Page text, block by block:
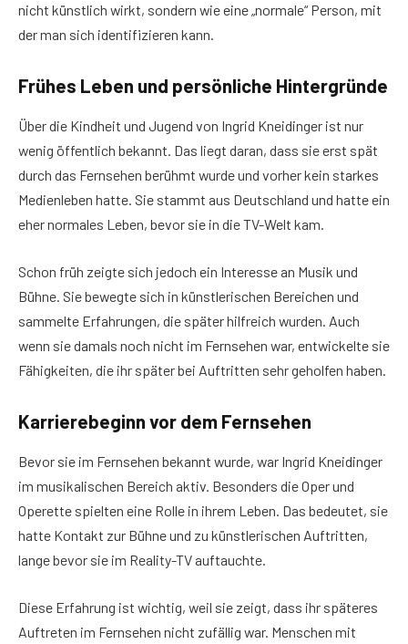
nicht künstlich wirkt, sondern wie eine „normale“ Person, mit
der man sich identifizieren kann.
Frühes Leben und persönliche Hintergründe
Über die Kindheit und Jugend von Ingrid Kneidinger ist nur
wenig öffentlich bekannt. Das liegt daran, dass sie erst spät
durch das Fernsehen berühmt wurde und vorher kein starkes
Medienleben hatte. Sie stammt aus Deutschland und hatte ein
eher normales Leben, bevor sie in die TV-Welt kam.
Schon früh zeigte sich jedoch ein Interesse an Musik und
Bühne. Sie bewegte sich in künstlerischen Bereichen und
sammelte Erfahrungen, die später hilfreich wurden. Auch
wenn sie damals noch nicht im Fernsehen war, entwickelte sie
Fähigkeiten, die ihr später bei Auftritten sehr geholfen haben.
Karrierebeginn vor dem Fernsehen
Bevor sie im Fernsehen bekannt wurde, war Ingrid Kneidinger
im musikalischen Bereich aktiv. Besonders die Oper und
Operette spielten eine Rolle in ihrem Leben. Das bedeutet, sie
hatte Kontakt zur Bühne und zu künstlerischen Auftritten,
lange bevor sie im Reality-TV auftauchte.
Diese Erfahrung ist wichtig, weil sie zeigt, dass ihr späteres
Auftreten im Fernsehen nicht zufällig war. Menschen mit